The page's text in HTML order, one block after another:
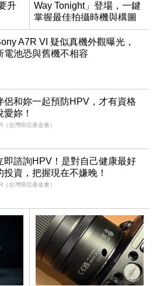
升
Way Tonight」登場，一鍵
掌握最佳拍攝時機與構圖
A7R VI 疑似真機外觀曝光，
電池恐與舊機不相容
侶和妳一起預防HPV，才有資格
愛妳！
（台灣癌症基金會）
即諮詢HPV！是對自己健康最好
投資，把握現在不嫌晚！
（台灣癌症基金會）